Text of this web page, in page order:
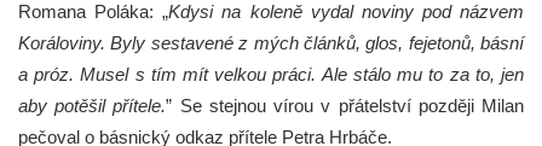
Romana Poláka: „Kdysi na koleně vydal noviny pod názvem
Koráloviny. Byly sestavené z mých článků, glos, fejetonů, básní
a próz. Musel s tím mít velkou práci. Ale stálo mu to za to, jen
aby potěšil přítele.” Se stejnou vírou v přátelství později Milan
pečoval o básnický odkaz přítele Petra Hrbáče.